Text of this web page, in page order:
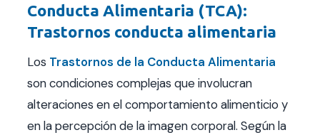
Conducta Alimentaria (TCA):
Trastornos conducta alimentaria
Los Trastornos de la Conducta Alimentaria
son condiciones complejas que involucran
alteraciones en el comportamiento alimenticio y
en la percepción de la imagen corporal. Según la